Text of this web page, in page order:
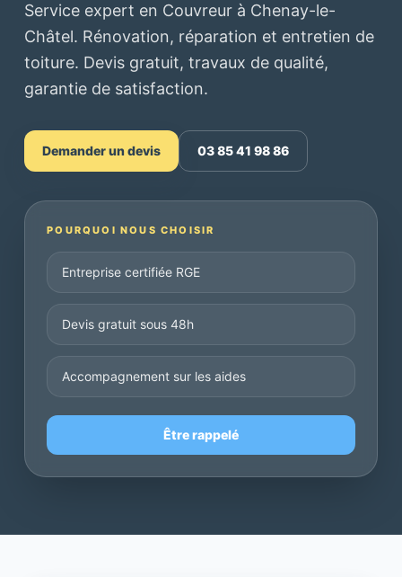
Service expert en Couvreur à Chenay-le-
Châtel. Rénovation, réparation et entretien de
toiture. Devis gratuit, travaux de qualité,
garantie de satisfaction.
Demander un devis 03 85 41 98 86
POURQUOI NOUS CHOISIR
Entreprise certifiée RGE
Devis gratuit sous 48h
Accompagnement sur les aides
Être rappelé